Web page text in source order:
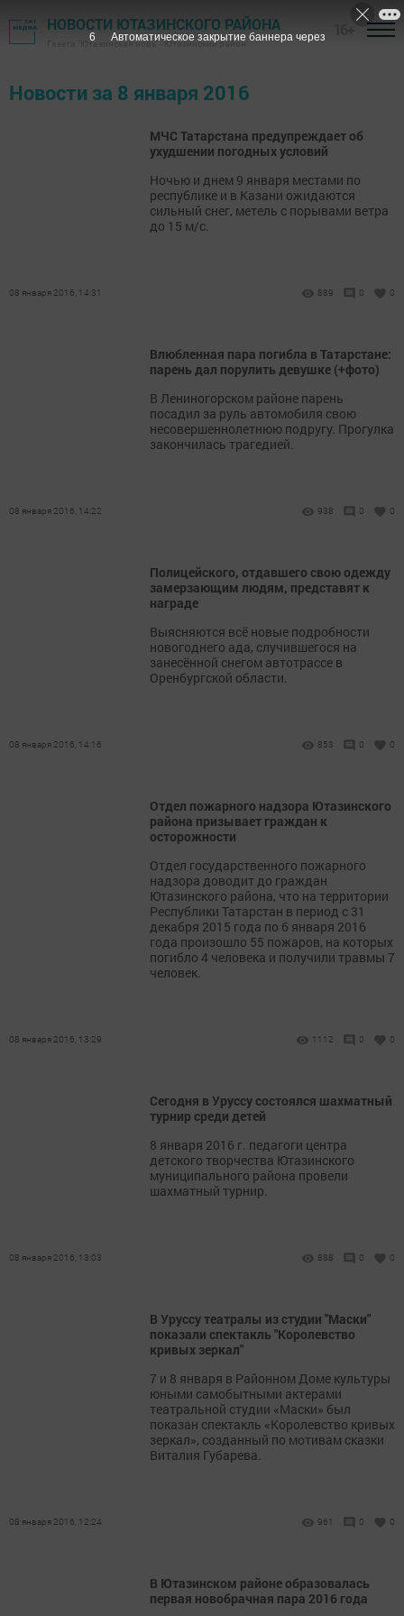
НОВОСТИ ЮТАЗИНСКОГО РАЙОНА
Газета "Ютазинская новь" - Ютазинский район
Новости за 8 января 2016
МЧС Татарстана предупреждает об
ухудшении погодных условий
Ночью и днем 9 января местами по
республике и в Казани ожидаются
сильный снег, метель с порывами ветра
до 15 м/с.
08 января 2016, 14:31 889 0 0
Влюбленная пара погибла в Татарстане:
парень дал порулить девушке (+фото)
В Лениногорском районе парень
посадил за руль автомобиля свою
несовершеннолетнюю подругу. Прогулка
закончилась трагедией.
08 января 2016, 14:22 938 0 0
Полицейского, отдавшего свою одежду
замерзающим людям, представят к
награде
Выясняются всё новые подробности
новогоднего ада, случившегося на
занесённой снегом автотрассе в
Оренбургской области.
08 января 2016, 14:16 853 0 0
Отдел пожарного надзора Ютазинского
района призывает граждан к
осторожности
Отдел государственного пожарного
надзора доводит до граждан
Ютазинского района, что на территории
Республики Татарстан в период с 31
декабря 2015 года по 6 января 2016
года произошло 55 пожаров, на которых
погибло 4 человека и получили травмы 7
человек.
08 января 2016, 13:29 1112 0 0
Сегодня в Уруссу состоялся шахматный
турнир среди детей
8 января 2016 г. педагоги центра
детского творчества Ютазинского
муниципального района провели
шахматный турнир.
08 января 2016, 13:03 888 0 0
В Уруссу театралы из студии "Маски"
показали спектакль "Королевство
кривых зеркал"
7 и 8 января в Районном Доме культуры
юными самобытными актерами
театральной студии «Маски» был
показан спектакль «Королевство кривых
зеркал», созданный по мотивам сказки
Виталия Губарева.
08 января 2016, 12:24 961 0 0
В Ютазинском районе образовалась
первая новобрачная пара 2016 года
6 Автоматическое закрытие баннера через